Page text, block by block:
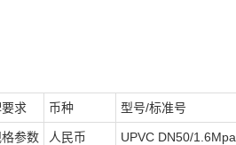
求 币种 型号/标准号
格参数 人民币
UPVC DN50/1.6Mpa